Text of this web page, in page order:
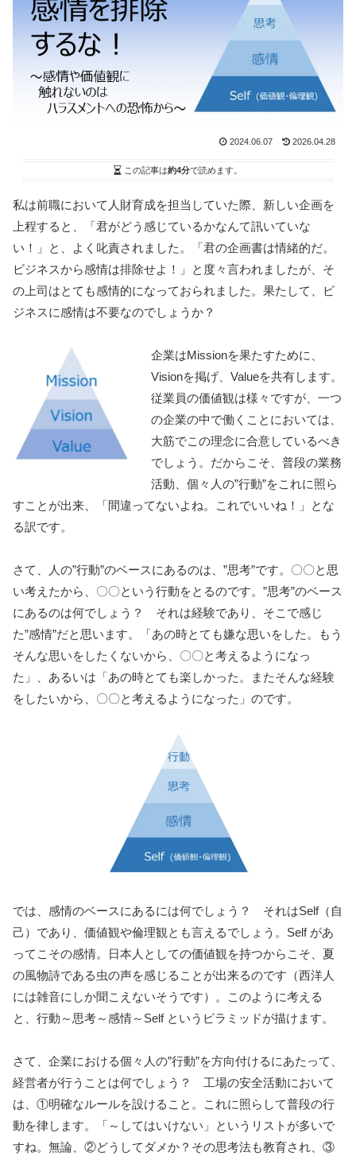
2024.06.07 2026.04.28
この記事は約4分で読めます。
私は前職において人財育成を担当していた際、新しい企画を
上程すると、「君がどう感じているかなんて訊いていな
い！」と、よく叱責されました。「君の企画書は情緒的だ。
ビジネスから感情は排除せよ！」と度々言われましたが、そ
の上司はとても感情的になっておられました。果たして、ビ
ジネスに感情は不要なのでしょうか？
企業はMissionを果たすために、
Visionを掲げ、Valueを共有します。
従業員の価値観は様々ですが、一つ
の企業の中で働くことにおいては、
大筋でこの理念に合意しているべき
でしょう。だからこそ、普段の業務
活動、個々人の”行動”をこれに照ら
すことが出来、「間違ってないよね。これでいいね！」とな
る訳です。
さて、人の”行動”のベースにあるのは、”思考”です。〇〇と思
い考えたから、〇〇という行動をとるのです。”思考”のベース
にあるのは何でしょう？ それは経験であり、そこで感じ
た”感情”だと思います。「あの時とても嫌な思いをした。もう
そんな思いをしたくないから、〇〇と考えるようになっ
た」、あるいは「あの時とても楽しかった。またそんな経験
をしたいから、〇〇と考えるようになった」のです。
では、感情のベースにあるには何でしょう？ それはSelf（自
己）であり、価値観や倫理観とも言えるでしょう。Self があ
ってこその感情。日本人としての価値観を持つからこそ、夏
の風物詩である虫の声を感じることが出来るのです（西洋人
には雑音にしか聞こえないそうです）。このように考える
と、行動～思考～感情～Self というピラミッドが描けます。
さて、企業における個々人の”行動”を方向付けるにあたって、
経営者が行うことは何でしょう？ 工場の安全活動において
は、①明確なルールを設けること。これに照らして普段の行
動を律します。「～してはいけない」というリストが多いで
すね。無論、②どうしてダメか？その思考法も教育され、③